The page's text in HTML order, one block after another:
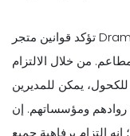
تؤكد قوانين متجر Dram، مع تطورها التاريخي وآثارها الحديثة، على
من خلال الالتزام
للكحول، يمكن للمديرين
روادهم ومؤسساتهم. إن
التزام برفاهية جميع